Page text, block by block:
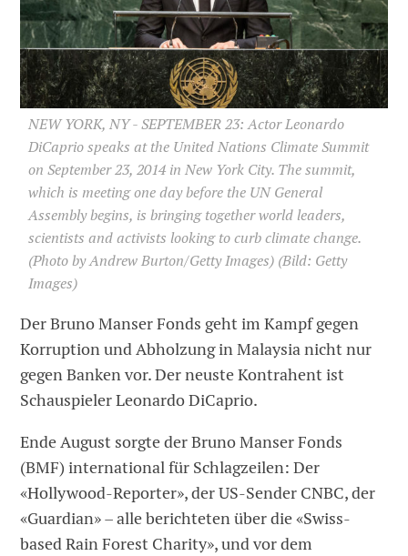
NEW YORK, NY - SEPTEMBER 23: Actor Leonardo
DiCaprio speaks at the United Nations Climate Summit
on September 23, 2014 in New York City. The summit,
which is meeting one day before the UN General
Assembly begins, is bringing together world leaders,
scientists and activists looking to curb climate change.
(Photo by Andrew Burton/Getty Images) (Bild: Getty
Images)
Der Bruno Manser Fonds geht im Kampf gegen
Korruption und Abholzung in Malaysia nicht nur
gegen Banken vor. Der neuste Kontrahent ist
Schauspieler Leonardo DiCaprio.
Ende August sorgte der Bruno Manser Fonds
(BMF) international für Schlagzeilen: Der
«Hollywood-Reporter», der US-Sender CNBC, der
«Guardian» – alle berichteten über die «Swiss-
based Rain Forest Charity», und vor dem